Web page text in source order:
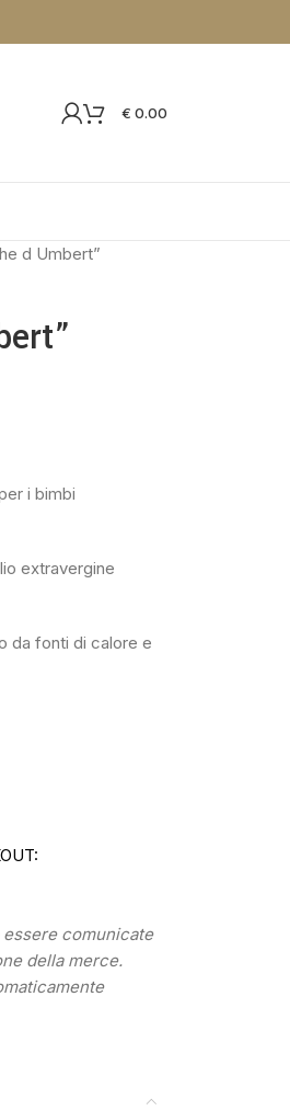
€ 0.00
d Umbert”
i bimbi
extravergine
da fonti di calore e
comunicate
della merce.